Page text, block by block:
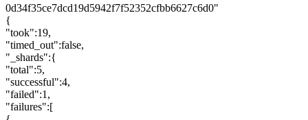
0d34f35ce7dcd19d5942f7f52352cfbb6627c6d0"
{
"took":19,
"timed_out":false,
"_shards":{
"total":5,
"successful":4,
"failed":1,
"failures":[